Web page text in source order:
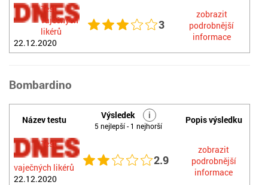
Test
vaječných
likérů
22.12.2020
3
zobrazit
podrobnější
informace
Bombardino
Název testu Výsledek i
5 nejlepší - 1 nejhorší
Popis výsledku
Test
vaječných likérů
22.12.2020
2.9
zobrazit
podrobnější
informace